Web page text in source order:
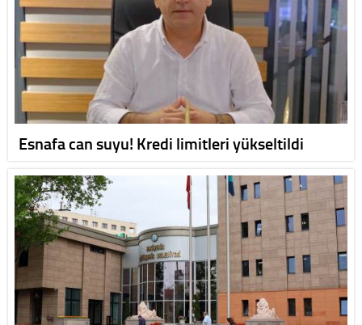
Esnafa can suyu! Kredi limitleri yükseltildi